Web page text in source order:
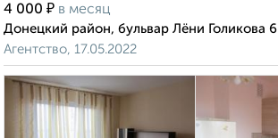
4 000 ₽ в месяц
Донецкий район, бульвар Лёни Голикова 6
Агентство, 17.05.2022